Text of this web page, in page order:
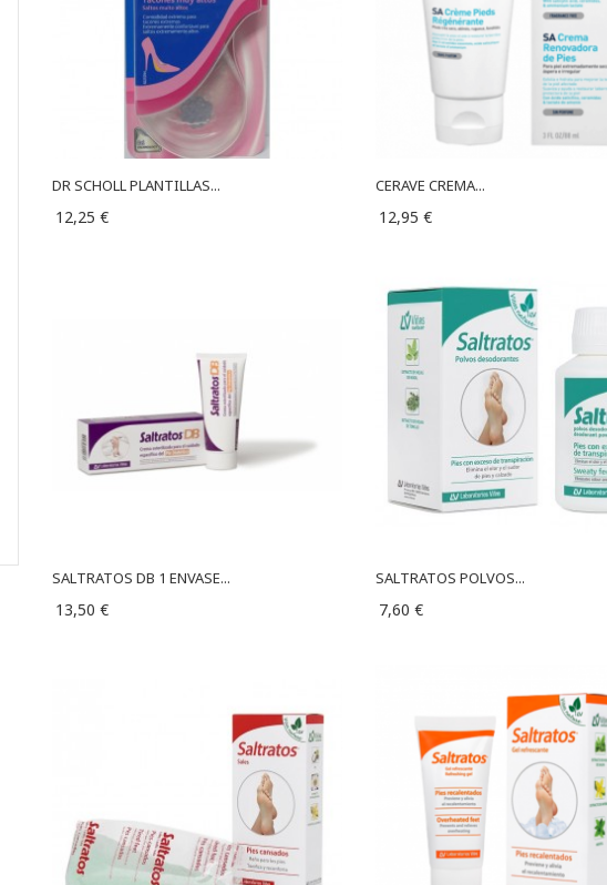
DR SCHOLL PLANTILLAS...
12,25 €
CERAVE CREMA...
12,95 €
SALTRATOS DB 1 ENVASE...
13,50 €
SALTRATOS POLVOS...
7,60 €